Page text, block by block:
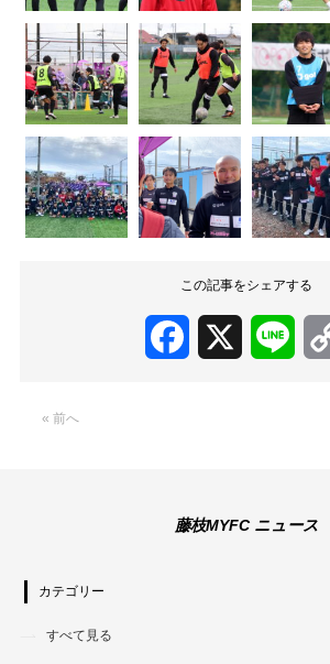
この記事をシェアする
Facebook Line
« 前へ
藤枝MYFC ニュース
カテゴリー
すべて見る